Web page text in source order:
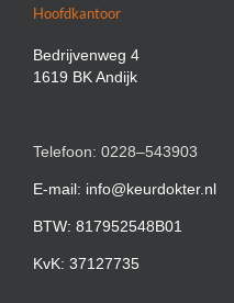
Hoofdkantoor
Bedrijvenweg 4
1619 BK Andijk
Telefoon: 0228–543903
E-mail: info@keurdokter.nl
BTW: 817952548B01
KvK: 37127735